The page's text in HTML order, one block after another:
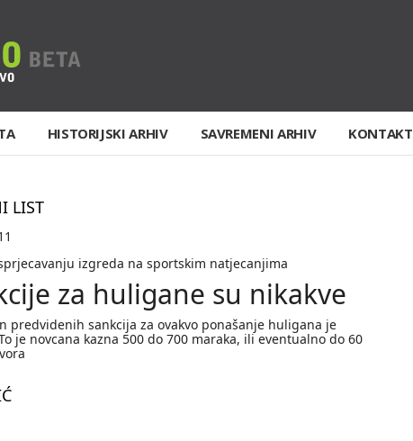
HISTORIJSKI ARHIV SAVREMENI ARHIV KONTAKT
LIST
izgreda na sportskim natjecanjima
za huligane su nikakve
predvidenih sankcija za ovakvo ponašanje huligana je
je novcana kazna 500 do 700 maraka, ili eventualno do 60